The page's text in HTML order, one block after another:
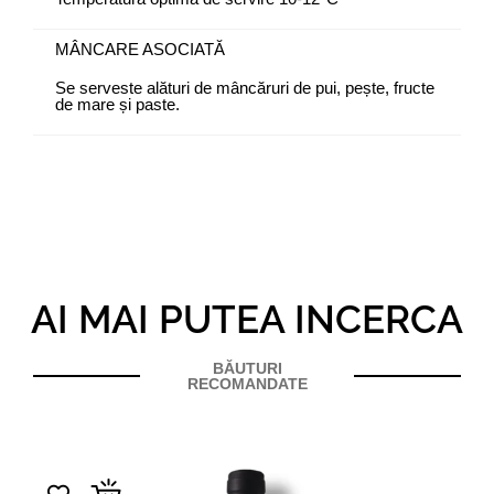
MÂNCARE ASOCIATĂ
Se serveste alături de mâncăruri de pui, pește, fructe
de mare și paste.
AI MAI PUTEA INCERCA
BĂUTURI
RECOMANDATE